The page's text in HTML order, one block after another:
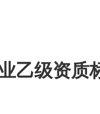
乙级资质